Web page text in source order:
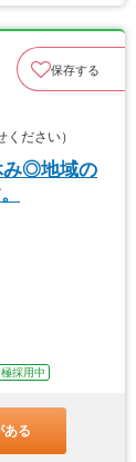
保存する
ださい）
み◎地域の
採用中
ある